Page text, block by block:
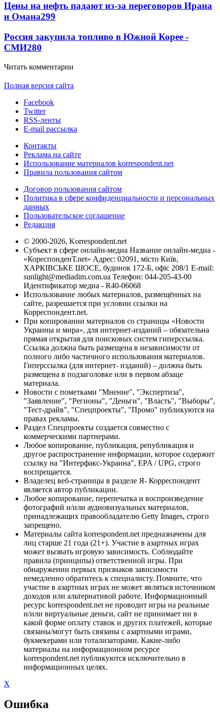
Цены на нефть падают из-за переговоров Ирана
и Омана299
Россия закупила топливо в Южной Корее -
СМИ280
Читать комментарии
Полная версия сайта
Facebook
Twitter
RSS-ленты
E-mail рассылка
Контакты
Реклама на сайте
Использование материалов korrespondent.net
Правила пользования сайтом
Договор пользования сайтом
Политика в сфере конфиденциальности и персональных
данных
Пользовательское соглашение
Редакция
© 2000-2026, Korrespondent.net
Субъект в сфере онлайн-медиа Название онлайн-медиа -
«КореспонденТ.net» Адрес: 02091, місто Київ,
ХАРКІВСЬКЕ ШОСЕ, будинок 172-Б, офіс 208/1 E-mail:
sunlight@mediadim.com.ua Телефон: 044-205-43-00
Идентификатор медиа - R40-06068
Использование любых материалов, размещённых на
сайте, разрешается при условии ссылки на
Корреспондент.net.
При копировании материалов со страницы «Новости
Украины и мира», для интернет-изданий – обязательна
прямая открытая для поисковых систем гиперссылка.
Ссылка должна быть размещена в независимости от
полного либо частичного использования материалов.
Гиперссылка (для интернет- изданий) – должна быть
размещена в подзаголовке или в первом абзаце
материала.
Новости с пометками "Мнение", "Экспертиза",
"Заявление", "Регионы", "Деньги", "Власть", "Выборы",
"Тест-драйв", "Спецпроекты", "Промо" публикуются на
правах рекламы.
Раздел Спецпроекты создается совместно с
коммерческими партнерами.
Любое копирование, публикация, републикация и
другое распространение информации, которое содержит
ссылку на "Интерфакс-Украина", EPA / UPG, строго
воспрещается.
Владелец веб-страницы в разделе Я- Корреспондент
является автор публикации.
Любое копирование, перепечатка и воспроизведение
фотографий и/или аудиовизуальных материалов,
принадлежащих правообладателю Getty Images, строго
запрещено.
Материалы сайта korrespondent.net предназначены для
лиц старше 21 года (21+). Участие в азартных играх
может вызвать игровую зависимость. Соблюдайте
правила (принципы) ответственной игры. При
обнаружении первых признаков зависимости
немедленно обратитесь к специалисту. Помните, что
участие в азартных играх не может являться источником
доходов или альтернативой работе. Информационный
ресурс korrespondent.net не проводит игры на реальные
и/или виртуальные деньги, сайт не принимает ни в
какой форме оплату ставок и других платежей, которые
связаны/могут быть связаны с азартными играми,
букмекерами или тотализаторами. Какие-либо
материалы на информационном ресурсе
korrespondent.net публикуются исключительно в
информационных целях.
X
Ошибка